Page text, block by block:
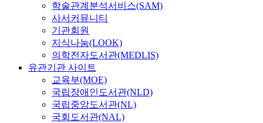
학술관계분석서비스(SAM)
사서커뮤니티
기관회원
지식나눔(LOOK)
의학전자도서관(MEDLIS)
유관기관 사이트
교육부(MOE)
국립장애인도서관(NLD)
국립중앙도서관(NL)
국회도서관(NAL)